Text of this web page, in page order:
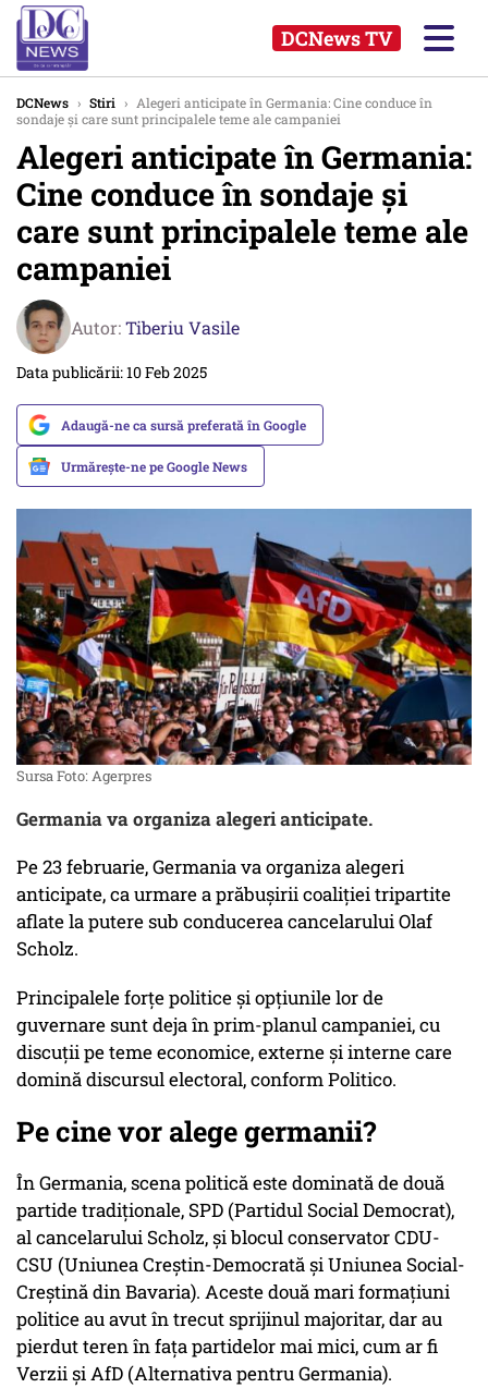
DCNews TV
DCNews › Stiri › Alegeri anticipate în Germania: Cine conduce în
sondaje și care sunt principalele teme ale campaniei
Alegeri anticipate în Germania:
Cine conduce în sondaje și
care sunt principalele teme ale
campaniei
Autor:Tiberiu Vasile
Data publicării: 10 Feb 2025
Adaugă-ne ca sursă preferată în Google
Urmărește-ne pe Google News
Sursa Foto: Agerpres
Germania va organiza alegeri anticipate.
Pe 23 februarie, Germania va organiza alegeri
anticipate, ca urmare a prăbușirii coaliției tripartite
aflate la putere sub conducerea cancelarului Olaf
Scholz.
Principalele forțe politice și opțiunile lor de
guvernare sunt deja în prim-planul campaniei, cu
discuții pe teme economice, externe și interne care
domină discursul electoral, conform Politico.
Pe cine vor alege germanii?
În Germania, scena politică este dominată de două
partide tradiționale, SPD (Partidul Social Democrat),
al cancelarului Scholz, și blocul conservator CDU-
CSU (Uniunea Creștin-Democrată și Uniunea Social-
Creștină din Bavaria). Aceste două mari formațiuni
politice au avut în trecut sprijinul majoritar, dar au
pierdut teren în fața partidelor mai mici, cum ar fi
Verzii și AfD (Alternativa pentru Germania).